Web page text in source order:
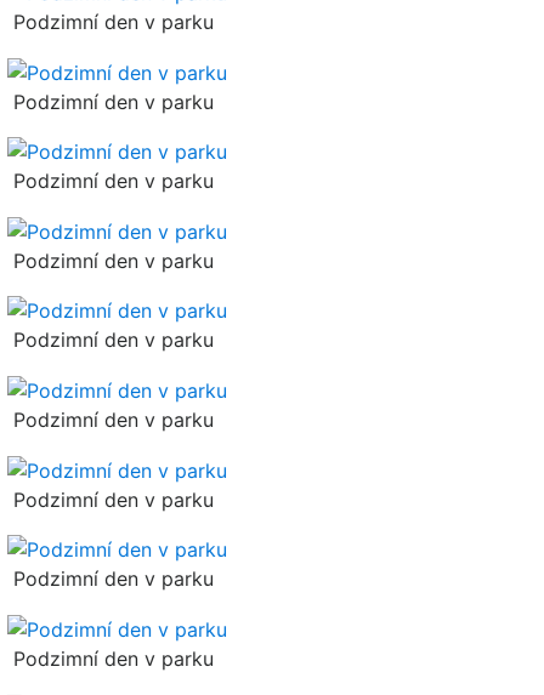
Podzimní den v parku
Podzimní den v parku
Podzimní den v parku
Podzimní den v parku
Podzimní den v parku
Podzimní den v parku
Podzimní den v parku
Podzimní den v parku
Podzimní den v parku